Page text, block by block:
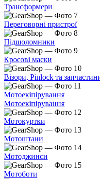
Трансформери
Переговорні пристрої
Підшоломники
Кросові маски
Візори, Pinlock та
Мотоекіпірування
Мотоекіпірування
Мотокуртки
Мотоштани
Мотоджинси
Мотоботи